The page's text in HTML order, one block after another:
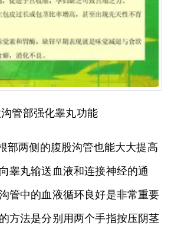
管部强化睾丸功能
部两侧的腹股沟管也能大大提高
睾丸输送血液和连接神经的通
管中的血液循环良好是非常重要
方法是分别用两个手指按压阴茎